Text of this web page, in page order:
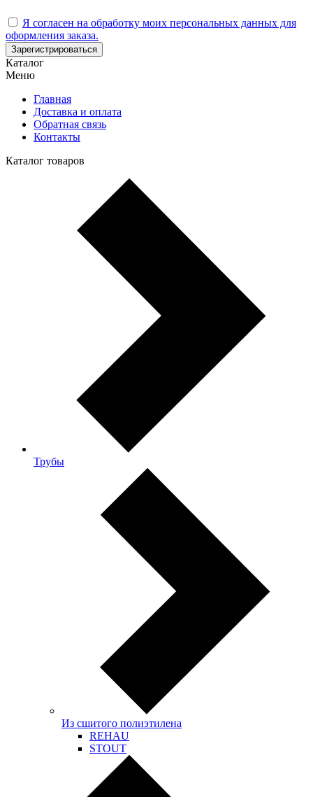
Я согласен на обработку моих персональных данных для
оформления заказа.
Зарегистрироваться
Каталог
Меню
Главная
Доставка и оплата
Обратная связь
Контакты
Каталог товаров
Трубы
Из сшитого полиэтилена
REHAU
STOUT